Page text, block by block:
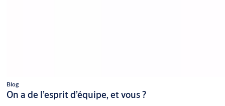
Blog
On a de l’esprit d’équipe, et vous ?